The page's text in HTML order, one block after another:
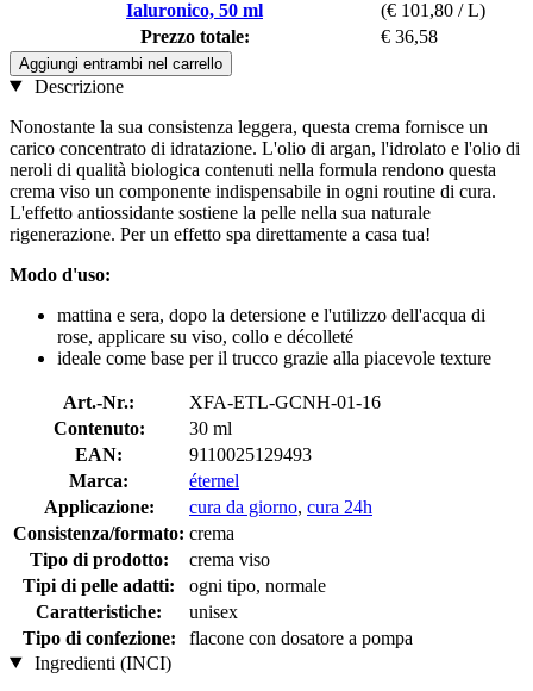
Ialuronico, 50 ml
(€ 101,80 / L)
Prezzo totale:
€ 36,58
Aggiungi entrambi nel carrello
Descrizione
Nonostante la sua consistenza leggera, questa crema fornisce un
carico concentrato di idratazione. L'olio di argan, l'idrolato e l'olio di
neroli di qualità biologica contenuti nella formula rendono questa
crema viso un componente indispensabile in ogni routine di cura.
L'effetto antiossidante sostiene la pelle nella sua naturale
rigenerazione. Per un effetto spa direttamente a casa tua!
Modo d'uso:
mattina e sera, dopo la detersione e l'utilizzo dell'acqua di
rose, applicare su viso, collo e décolleté
ideale come base per il trucco grazie alla piacevole texture
Art.-Nr.:
XFA-ETL-GCNH-01-16
Contenuto:
30 ml
EAN:
9110025129493
Marca:
éternel
Applicazione:
cura da giorno, cura 24h
Consistenza/formato: crema
Tipo di prodotto:
crema viso
Tipi di pelle adatti:
ogni tipo, normale
Caratteristiche:
unisex
Tipo di confezione:
flacone con dosatore a pompa
Ingredienti (INCI)